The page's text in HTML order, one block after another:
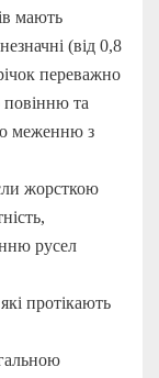
мають
(від 0,8
переважно
повінню та
меженню з
жорсткою
русел
протікають